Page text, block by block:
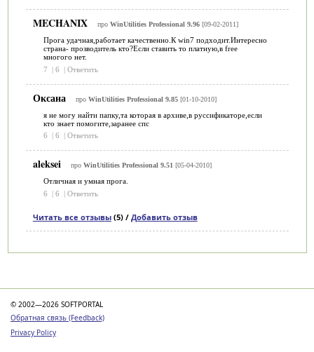
MECHANIX про WinUtilities Professional 9.96[09-02-2011]
Прога удачная,работает качественно.К win7 подходит.Интересно
страна- прозводитель кто?Если ставить то платную,в free
многого нет.
7
| 6 | Ответить
Оксана про WinUtilities Professional 9.85[01-10-2010]
я не могу найти папку,та которая в архиве,в руссификаторе,если
кто знает помогите,заранее спс
6
6 Ответить
aleksei про WinUtilities Professional 9.51[05-04-2010]
Отличная и умная прога.
6
| 6 | Ответить
Читать все отзывы(5) / Добавить отзыв
© 2002—2026 SOFTPORTAL
Обратная связь (Feedback)
Privacy Policy